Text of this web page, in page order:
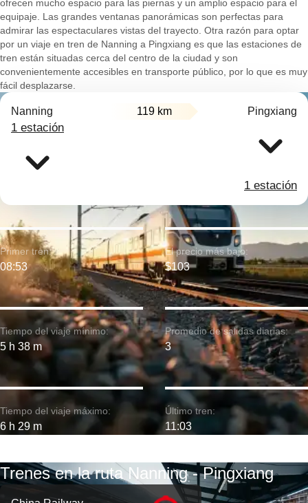
ofrecen mucho espacio para las piernas y un amplio espacio para el
equipaje. Las grandes ventanas panorámicas son perfectas para
admirar las espectaculares vistas del trayecto. Otra razón para optar
por un viaje en tren de Nanning a Pingxiang es que las estaciones de
tren están situadas cerca del centro de la ciudad y son
convenientemente accesibles en transporte público, por lo que es muy
fácil desplazarse.
Nanning 119 km Pingxiang
1 estación
1 estación
Tiempo del viaje mínimo:
5 h 38 m
Primer tren:
08:53
Tiempo del viaje máximo:
6 h 29 m
El precio más bajo:
$103
Promedio de salidas diarias:
3
Último tren:
11:03
Trenes en la ruta Nanning - Pingxiang